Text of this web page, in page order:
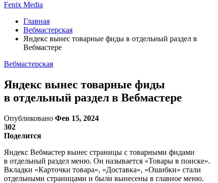
Fenix Media
Главная
Вебмастерская
Яндекс вынес товарные фиды в отдельный раздел в
Вебмастере
Вебмастерская
Яндекс вынес товарные фиды
в отдельный раздел в Вебмастере
Опубликовано Фев 15, 2024
302
Поделится
Яндекс Вебмастер вынес страницы с товарными фидами
в отдельный раздел меню. Он называется «Товары в поиске».
Вкладки «Карточки товара», «Доставка», «Ошибки» стали
отдельными страницами и были вынесены в главное меню.